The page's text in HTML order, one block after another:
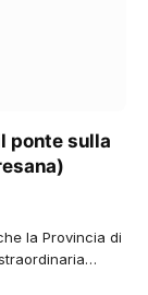
ponte sulla
la Provincia di